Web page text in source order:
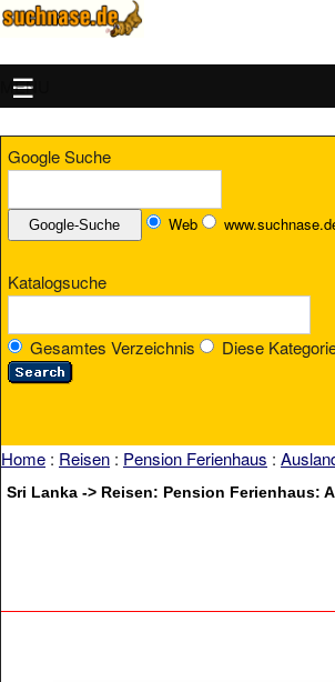
MENU
Google Suche
Web
Katalogsuche
Gesamtes Verzeichnis Diese
Home : Reisen : Pension Ferienhaus :
Sri Lanka -> Reisen: Pension Ferienhaus: